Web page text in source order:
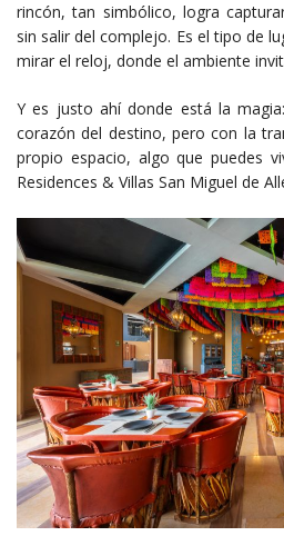
rincón, tan simbólico, logra
sin salir del complejo. Es el tipo de
mirar el reloj, donde el ambiente
Y es justo ahí donde está la
corazón del destino, pero con la
propio espacio, algo que puedes
Residences & Villas San Miguel de